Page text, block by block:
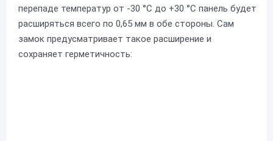
перепаде температур от -30 °С до +30 °С панель будет
расширяться всего по 0,65 мм в обе стороны. Сам
замок предусматривает такое расширение и
сохраняет герметичность: